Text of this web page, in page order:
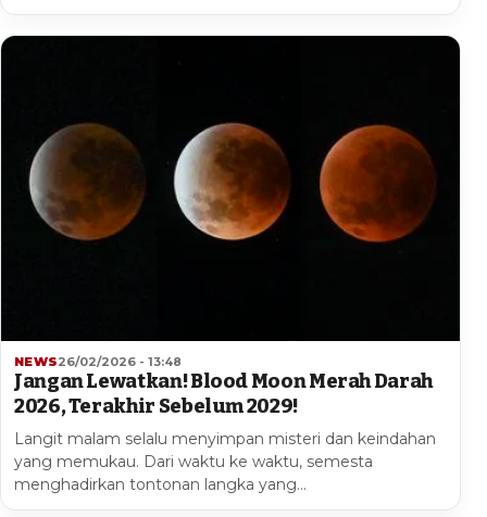
NEWS26/02/2026 - 13:48
Jangan Lewatkan! Blood Moon Merah Darah
2026, Terakhir Sebelum 2029!
Langit malam selalu menyimpan misteri dan keindahan
yang memukau. Dari waktu ke waktu, semesta
menghadirkan tontonan langka yang…